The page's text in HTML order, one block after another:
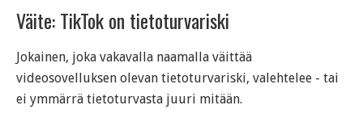
Väite: TikTok on tietoturvariski
Jokainen, joka vakavalla naamalla väittää
videosovelluksen olevan tietoturvariski, valehtelee - tai
ei ymmärrä tietoturvasta juuri mitään.